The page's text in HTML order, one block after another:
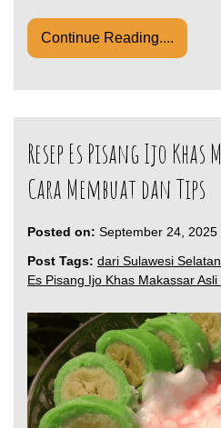
Continue Reading....
Resep Es Pisang Ijo
Cara Membuat dan Tips
Posted on: September 24, 2025
Post Tags: dari Sulawesi Selatan
Es Pisang Ijo Khas Makassar Asli